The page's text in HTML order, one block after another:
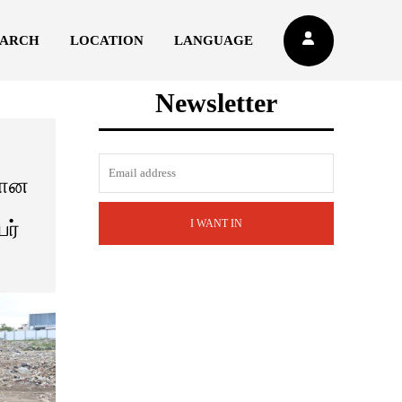
LOCATION LANGUAGE
Newsletter
I WANT IN